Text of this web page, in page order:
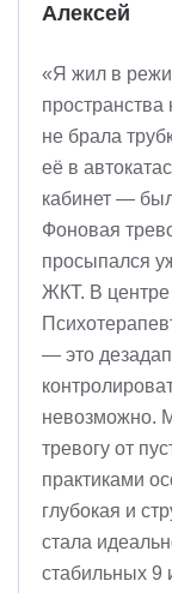
Алексей
«Я жил в
не брала
её в
кабинет —
Фоновая
просыпался
ЖКТ. В центре
— это
невозможно.
тревогу от
практиками
глубокая и
стала
стабильных 9